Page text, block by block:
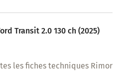
Transit 2.0 130 ch (2025)
les fiches techniques Rimor